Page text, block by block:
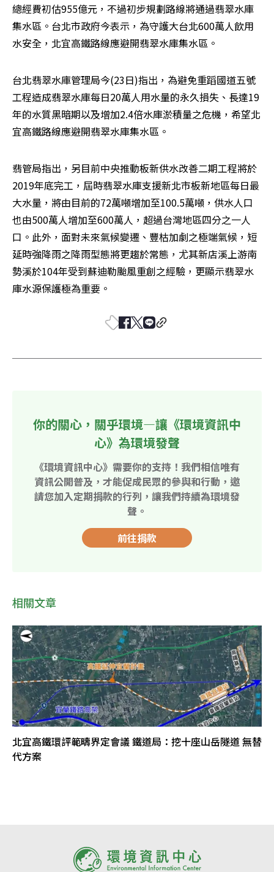
總經費初估955億元，不過初步規劃路線將通過翡翠水庫
集水區。台北市政府今表示，為守護大台北600萬人飲用
水安全，北宜高鐵路線應避開翡翠水庫集水區。
台北翡翠水庫管理局今(23日)指出，為避免重蹈國道五號
工程造成翡翠水庫每日20萬人用水量的永久損失、長達19
年的水質黑暗期以及增加2.4倍水庫淤積量之危機，希望北
宜高鐵路線應避開翡翠水庫集水區。
翡管局指出，另目前中央推動板新供水改善二期工程將於
2019年底完工，屆時翡翠水庫支援新北市板新地區每日最
大水量，將由目前的72萬噸增加至100.5萬噸，供水人口
也由500萬人增加至600萬人，超過台灣地區四分之一人
口。此外，面對未來氣候變遷、豐枯加劇之極端氣候，短
延時強降雨之降雨型態將更趨於常態，尤其新店溪上游南
勢溪於104年受到蘇迪勒颱風重創之經驗，更顯示翡翠水
庫水源保護極為重要。
你的關心，關乎環境—讓《環境資訊中
心》為環境發聲
《環境資訊中心》需要你的支持！我們相信唯有
資訊公開普及，才能促成民眾的參與和行動，邀
請您加入定期捐款的行列，讓我們持續為環境發
聲。
前往捐款
相關文章
北宜高鐵環評範疇界定會議 鐵道局：挖十座山岳隧道 無替
代方案